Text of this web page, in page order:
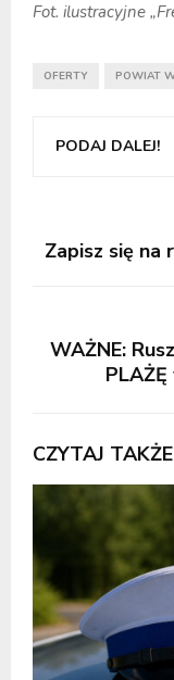
Fot. ilustracyjne
OFERTY POWIAT
PODAJ DALEJ!
Zapisz się na
WAŻNE:
CZYTAJ TAKŻE